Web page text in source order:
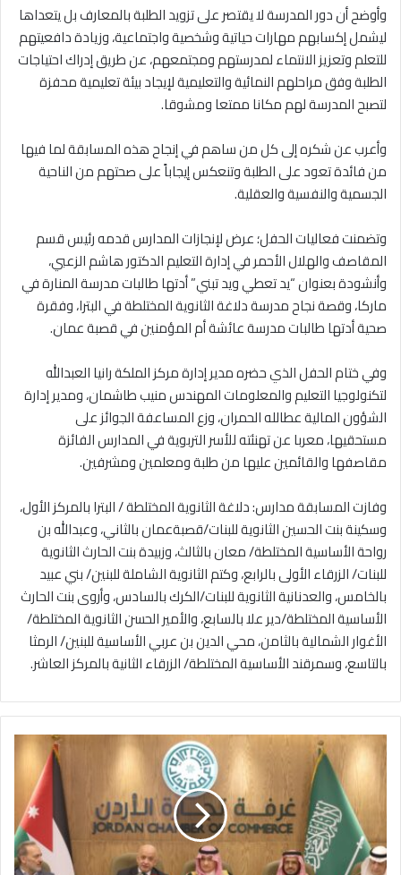
وأوضح أن دور المدرسة لا يقتصر على تزويد الطلبة بالمعارف بل يتعداها
ليشمل إكسابهم مهارات حياتية وشخصية واجتماعية، وزيادة دافعيتهم
للتعلم وتعزيز الانتماء لمدرستهم ومجتمعهم، عن طريق إدراك احتياجات
الطلبة وفق مراحلهم النمائية والتعليمية لإيجاد بيئة تعليمية محفزة
لتصبح المدرسة لهم مكانا ممتعا ومشوقا.
وأعرب عن شكره إلى كل من ساهم في إنجاح هذه المسابقة لما فيها
من فائدة تعود على الطلبة وتنعكس إيجاباً على صحتهم من الناحية
الجسمية والنفسية والعقلية.
وتضمنت فعاليات الحفل؛ عرض لإنجازات المدارس قدمه رئيس قسم
المقاصف والهلال الأحمر في إدارة التعليم الدكتور هاشم الزعبي،
وأنشودة بعنوان “يد تعطي ويد تبني” أدتها طالبات مدرسة المنارة في
ماركا، وقصة نجاح مدرسة دلاغة الثانوية المختلطة في البترا، وفقرة
صحية أدتها طالبات مدرسة عائشة أم المؤمنين في قصبة عمان.
وفي ختام الحفل الذي حضره مدير إدارة مركز الملكة رانيا العبدالله
لتكنولوجيا التعليم والمعلومات المهندس منيب طاشمان، ومدير إدارة
الشؤون المالية عطالله الحمران، وزع المساعفة الجوائز على
مستحقيها، معربا عن تهنئته للأسر التربوية في المدارس الفائزة
مقاصفها والقائمين عليها من طلبة ومعلمين ومشرفين.
وفازت المسابقة مدارس: دلاغة الثانوية المختلطة / البترا بالمركز الأول،
وسكينة بنت الحسين الثانوية للبنات/قصبةعمان بالثاني، وعبدالله بن
رواحة الأساسية المختلطة/ معان بالثالث، وزبيدة بنت الحارث الثانوية
للبنات/ الزرقاء الأولى بالرابع، وكتم الثانوية الشاملة للبنين/ بني عبيد
بالخامس، والعدنانية الثانوية للبنات/الكرك بالسادس، وأروى بنت الحارث
الأساسية المختلطة/دير علا بالسابع، والأمير الحسن الثانوية المختلطة/
الأغوار الشمالية بالثامن، محي الدين بن عربي الأساسية للبنين/ الرمثا
بالتاسع، وسمرقند الأساسية المختلطة/ الزرقاء الثانية بالمركز العاشر.
م
ج
ل
ل
أ